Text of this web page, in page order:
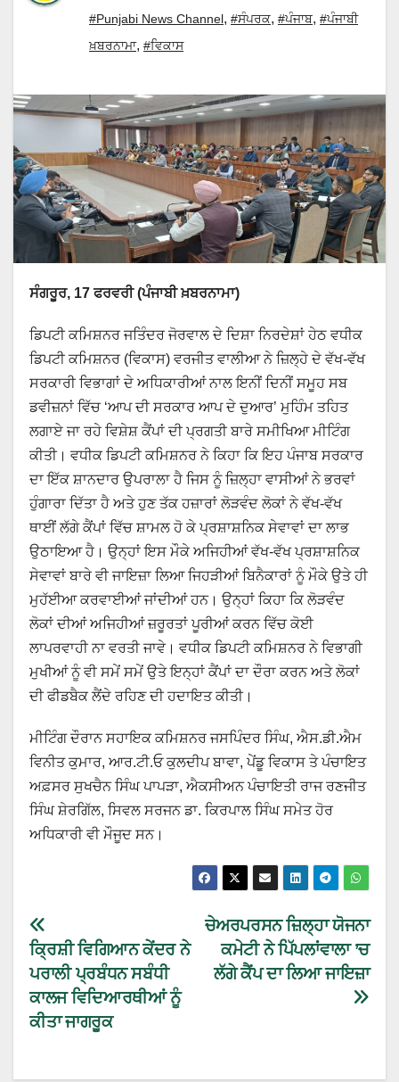
#Punjabi News Channel, #ਸੰਪਰਕ, #ਪੰਜਾਬ, #ਪੰਜਾਬੀ
ਖ਼ਬਰਨਾਮਾ, #ਵਿਕਾਸ
ਸੰਗਰੂਰ, 17 ਫਰਵਰੀ (ਪੰਜਾਬੀ ਖ਼ਬਰਨਾਮਾ)
ਡਿਪਟੀ ਕਮਿਸ਼ਨਰ ਜਤਿੰਦਰ ਜੋਰਵਾਲ ਦੇ ਦਿਸ਼ਾ ਨਿਰਦੇਸ਼ਾਂ ਹੇਠ ਵਧੀਕ
ਡਿਪਟੀ ਕਮਿਸ਼ਨਰ (ਵਿਕਾਸ) ਵਰਜੀਤ ਵਾਲੀਆ ਨੇ ਜ਼ਿਲ੍ਹੇ ਦੇ ਵੱਖ-ਵੱਖ
ਸਰਕਾਰੀ ਵਿਭਾਗਾਂ ਦੇ ਅਧਿਕਾਰੀਆਂ ਨਾਲ ਇਨੀਂ ਦਿਨੀਂ ਸਮੂਹ ਸਬ
ਡਵੀਜ਼ਨਾਂ ਵਿੱਚ ‘ਆਪ ਦੀ ਸਰਕਾਰ ਆਪ ਦੇ ਦੁਆਰ’ ਮੁਹਿੰਮ ਤਹਿਤ
ਲਗਾਏ ਜਾ ਰਹੇ ਵਿਸ਼ੇਸ਼ ਕੈਂਪਾਂ ਦੀ ਪ੍ਰਗਤੀ ਬਾਰੇ ਸਮੀਖਿਆ ਮੀਟਿੰਗ
ਕੀਤੀ। ਵਧੀਕ ਡਿਪਟੀ ਕਮਿਸ਼ਨਰ ਨੇ ਕਿਹਾ ਕਿ ਇਹ ਪੰਜਾਬ ਸਰਕਾਰ
ਦਾ ਇੱਕ ਸ਼ਾਨਦਾਰ ਉਪਰਾਲਾ ਹੈ ਜਿਸ ਨੂੰ ਜ਼ਿਲ੍ਹਾ ਵਾਸੀਆਂ ਨੇ ਭਰਵਾਂ
ਹੁੰਗਾਰਾ ਦਿੱਤਾ ਹੈ ਅਤੇ ਹੁਣ ਤੱਕ ਹਜ਼ਾਰਾਂ ਲੋੜਵੰਦ ਲੋਕਾਂ ਨੇ ਵੱਖ-ਵੱਖ
ਥਾਈਂ ਲੱਗੇ ਕੈਂਪਾਂ ਵਿੱਚ ਸ਼ਾਮਲ ਹੋ ਕੇ ਪ੍ਰਸ਼ਾਸ਼ਨਿਕ ਸੇਵਾਵਾਂ ਦਾ ਲਾਭ
ਉਠਾਇਆ ਹੈ। ਉਨ੍ਹਾਂ ਇਸ ਮੌਕੇ ਅਜਿਹੀਆਂ ਵੱਖ-ਵੱਖ ਪ੍ਰਸ਼ਾਸ਼ਨਿਕ
ਸੇਵਾਵਾਂ ਬਾਰੇ ਵੀ ਜਾਇਜ਼ਾ ਲਿਆ ਜਿਹੜੀਆਂ ਬਿਨੈਕਾਰਾਂ ਨੂੰ ਮੌਕੇ ਉਤੇ ਹੀ
ਮੁਹੱਈਆ ਕਰਵਾਈਆਂ ਜਾਂਦੀਆਂ ਹਨ। ਉਨ੍ਹਾਂ ਕਿਹਾ ਕਿ ਲੋੜਵੰਦ
ਲੋਕਾਂ ਦੀਆਂ ਅਜਿਹੀਆਂ ਜ਼ਰੂਰਤਾਂ ਪੂਰੀਆਂ ਕਰਨ ਵਿੱਚ ਕੋਈ
ਲਾਪਰਵਾਹੀ ਨਾ ਵਰਤੀ ਜਾਵੇ। ਵਧੀਕ ਡਿਪਟੀ ਕਮਿਸ਼ਨਰ ਨੇ ਵਿਭਾਗੀ
ਮੁਖੀਆਂ ਨੂੰ ਵੀ ਸਮੇਂ ਸਮੇਂ ਉਤੇ ਇਨ੍ਹਾਂ ਕੈਂਪਾਂ ਦਾ ਦੌਰਾ ਕਰਨ ਅਤੇ ਲੋਕਾਂ
ਦੀ ਫੀਡਬੈਕ ਲੈਂਦੇ ਰਹਿਣ ਦੀ ਹਦਾਇਤ ਕੀਤੀ।
ਮੀਟਿੰਗ ਦੌਰਾਨ ਸਹਾਇਕ ਕਮਿਸ਼ਨਰ ਜਸਪਿੰਦਰ ਸਿੰਘ, ਐਸ.ਡੀ.ਐਮ
ਵਿਨੀਤ ਕੁਮਾਰ, ਆਰ.ਟੀ.ਓ ਕੁਲਦੀਪ ਬਾਵਾ, ਪੇਂਡੂ ਵਿਕਾਸ ਤੇ ਪੰਚਾਇਤ
ਅਫ਼ਸਰ ਸੁਖਚੈਨ ਸਿੰਘ ਪਾਪੜਾ, ਐਕਸੀਅਨ ਪੰਚਾਇਤੀ ਰਾਜ ਰਣਜੀਤ
ਸਿੰਘ ਸ਼ੇਰਗਿੱਲ, ਸਿਵਲ ਸਰਜਨ ਡਾ. ਕਿਰਪਾਲ ਸਿੰਘ ਸਮੇਤ ਹੋਰ
ਅਧਿਕਾਰੀ ਵੀ ਮੌਜੂਦ ਸਨ।
ਚੇਅਰਪਰਸਨ ਜ਼ਿਲ੍ਹਾ ਯੋਜਨਾ
ਕਮੇਟੀ ਨੇ ਪਿੱਪਲਾਂਵਾਲਾ ’ਚ
ਲੱਗੇ ਕੈਂਪ ਦਾ ਲਿਆ ਜਾਇਜ਼ਾ
ਕ੍ਰਿਸ਼ੀ ਵਿਗਿਆਨ ਕੇਂਦਰ ਨੇ
ਪਰਾਲੀ ਪ੍ਰਬੰਧਨ ਸਬੰਧੀ
ਕਾਲਜ ਵਿਦਿਆਰਥੀਆਂ ਨੂੰ
ਕੀਤਾ ਜਾਗਰੂਕ